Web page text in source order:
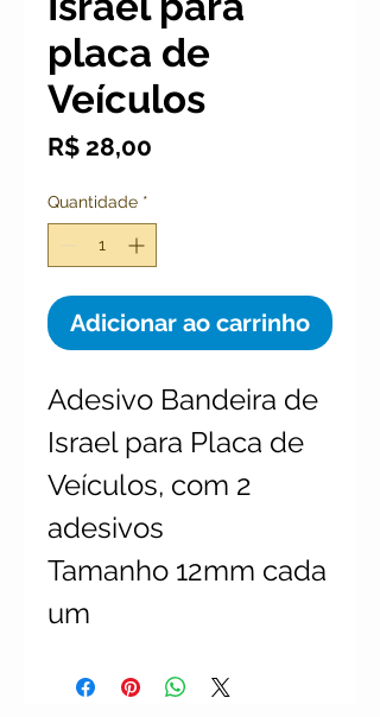
placa de
Veículos
R$ 28,00
Quantidade *
Adicionar ao carrinho
Adesivo Bandeira de
Israel para Placa de
Veículos, com 2
adesivos
Tamanho 12mm cada
um